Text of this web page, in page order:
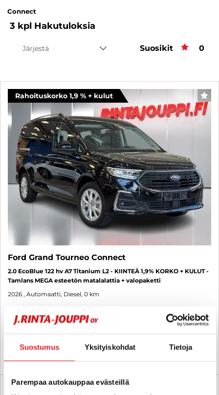
Suostumus Yksityiskohdat Tietoja
Parempaa autokauppaa evästeillä
Connect
3 kpl Hakutuloksia
Järjestä Suosikit 0
Rahoituskorko 1,9 % + kulut
Ford Grand Tourneo Connect
2.0 EcoBlue 122 hv A7 Titanium L2 - KIINTEÄ 1,9% KORKO + KULUT -
Tamlans MEGA esteetön matalalattia + valopaketti
2026 , Automaatti, Diesel, 0 km
alk. 498 € / kk
seinäjoki
Rahoituskorko 1,9 % + kulut